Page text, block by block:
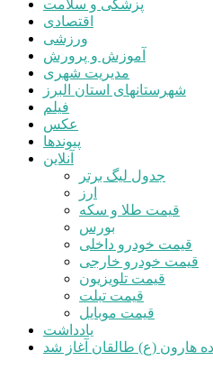
پزشکی و سلامت
اقتصادی
ورزشی
آموزش و پرورش
مدیریت شهری
شهرستانهای استان البرز
فیلم
عکس
پیوندها
آنلاین
جدول لیگ برتر
ارز
قیمت طلا و سکه
بورس
قیمت خودرو داخلی
قیمت خودرو خارجی
قیمت تلویزیون
قیمت تبلت
قیمت موبایل
یادداشت
هارون (ع) طالقان آغاز شد